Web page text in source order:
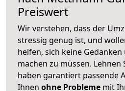
Preiswert
Wir verstehen, dass der
stressig genug ist, und
helfen, sich keine
machen zu müssen. Lehnen
haben garantiert passende
Ihnen ohne Probleme mit